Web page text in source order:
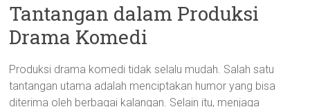
Tantangan dalam Produksi
Drama Komedi
Produksi drama komedi tidak selalu mudah. Salah satu
tantangan utama adalah menciptakan humor yang bisa
diterima oleh berbagai kalangan. Selain itu, menjaga